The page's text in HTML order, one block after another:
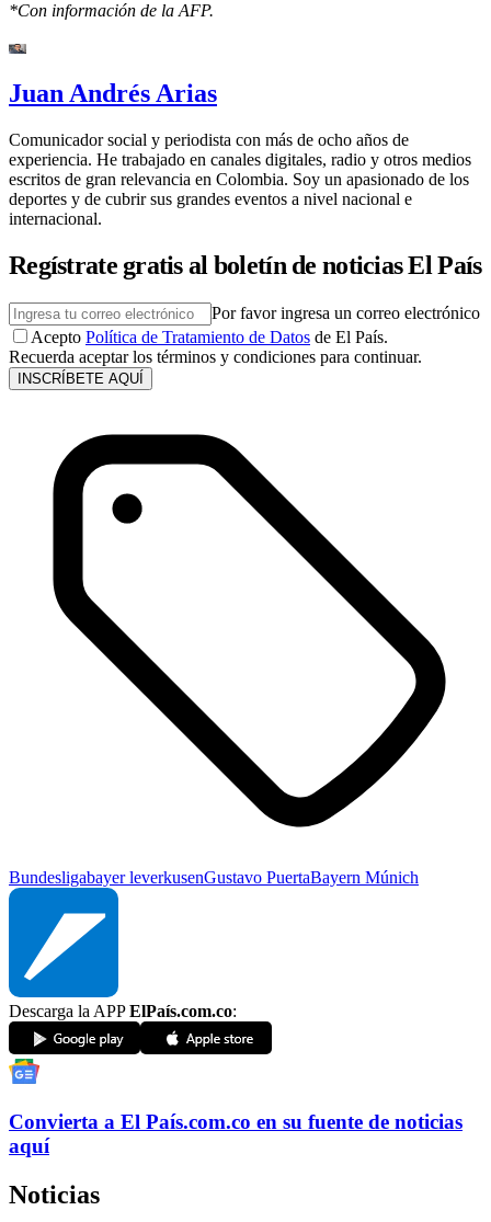
*Con información de la AFP.
Juan Andrés Arias
Comunicador social y periodista con más de ocho años de
experiencia. He trabajado en canales digitales, radio y otros medios
escritos de gran relevancia en Colombia. Soy un apasionado de los
deportes y de cubrir sus grandes eventos a nivel nacional e
internacional.
Regístrate gratis al boletín de noticias El País
Por favor ingresa un correo electrónico
Acepto Política de Tratamiento de Datos de El País.
Recuerda aceptar los términos y condiciones para continuar.
INSCRÍBETE AQUÍ
Bundesligabayer leverkusenGustavo PuertaBayern Múnich
Descarga la APPElPaís.com.co:
Convierta a El País.com.co en su fuente de noticias
aquí
Noticias